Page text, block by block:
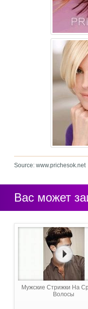
Source: www.prichesok.net
Вас может
Мужские Стрижки На
Волосы